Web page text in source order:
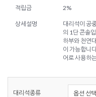
적립금 2%
상세설명
대리석이 공
의 1단 콘솔
하부와 천연
이 가능합니
어로 사용하
대리석종류